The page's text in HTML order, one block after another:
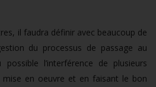
il faudra définir avec beaucoup de
du processus de passage au
l’interférence de plusieurs
en oeuvre et en faisant le bon